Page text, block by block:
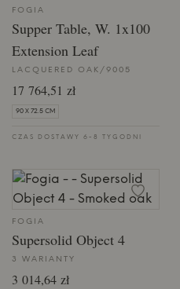
FOGIA
Supper Table, W. 1x100
Extension Leaf
LACQUERED OAK/9005
17 764,51 zł
90 X 72.5 CM
CZAS DOSTAWY 6-8 TYGODNI
FOGIA
Supersolid Object 4
3 WARIANTY
3 014,64 zł